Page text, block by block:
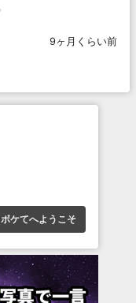
9ヶ月くらい前
ボケてへようこそ